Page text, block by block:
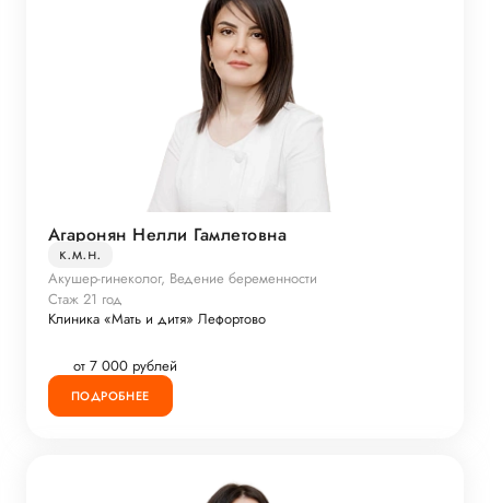
Агаронян Нелли Гамлетовна
к.м.н.
Акушер-гинеколог, Ведение беременности
Стаж 21 год
Клиника «Мать и дитя» Лефортово
от 7 000 рублей
ПОДРОБНЕЕ